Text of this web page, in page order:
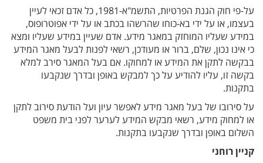
על-פי חוק הגנת הפרטיות, התשמ"א-1981, כל אדם זכאי לעיין
בעצמו, או על ידי בא-כוחו שהרשהו בכתב או על ידי אפוטרופוס,
במידע שעליו המוחזק במאגר מידע. אדם שעיין במידע שעליו ומצא
כי אינו נכון, שלם, ברור או מעודכן, רשאי לפנות לבעל מאגר המידע
בבקשה לתקן את המידע או למחוקו. אם בעל המאגר סירב למלא
בקשה זו, עליו להודיע על כך למבקש באופן ובדרך שנקבעו
בתקנות.
על סירובו של בעל מאגר מידע לאפשר עיון ועל הודעת סירוב לתקן
או למחוק מידע, רשאי מבקש המידע לערער לפני בית משפט
השלום באופן ובדרך שנקבעו בתקנות.
קניין רוחני